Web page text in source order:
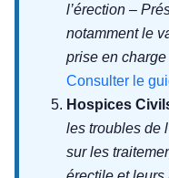
l’érection –
notamment le
prise en
Consulter le
Hospices
les troubles de
sur les